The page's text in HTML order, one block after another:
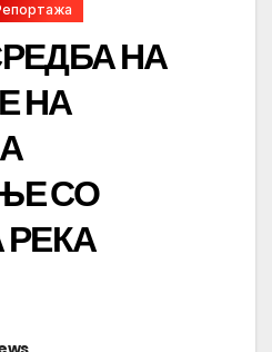
НА
НА
СО